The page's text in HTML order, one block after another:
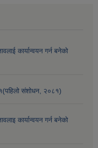
कार्यान्वयन गर्न बनेको
संशोधन, २०८१)
कार्यान्वयन गर्न बनेको